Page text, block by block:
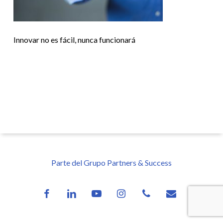
Innovar no es fácil, nunca funcionará
Parte del Grupo Partners & Success
facebooklinkedin youtube instagramphone email